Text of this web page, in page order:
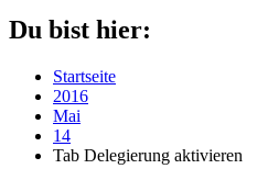
Du bist hier:
Startseite
2016
Mai
14
Tab Delegierung aktivieren